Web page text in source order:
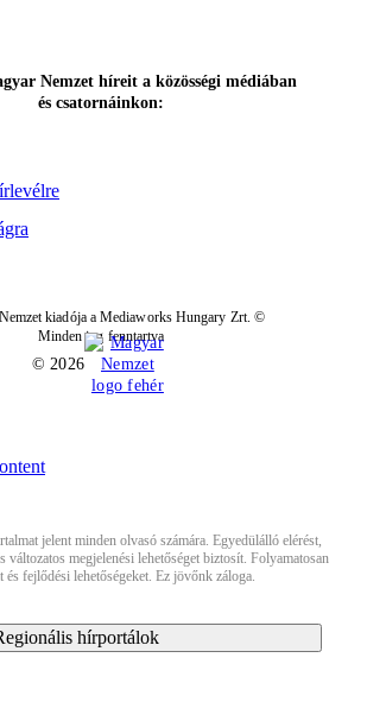
Nemzet híreit a közösségi médiában
és csatornáinkon:
kiadója a Mediaworks Hungary Zrt. ©
Minden jog fenntartva
© 2026
jelent minden olvasó számára. Egyedülálló elérést,
változatos megjelenési lehetőséget biztosít. Folyamatosan
fejlődési lehetőségeket. Ez jövőnk záloga.
hírportálok